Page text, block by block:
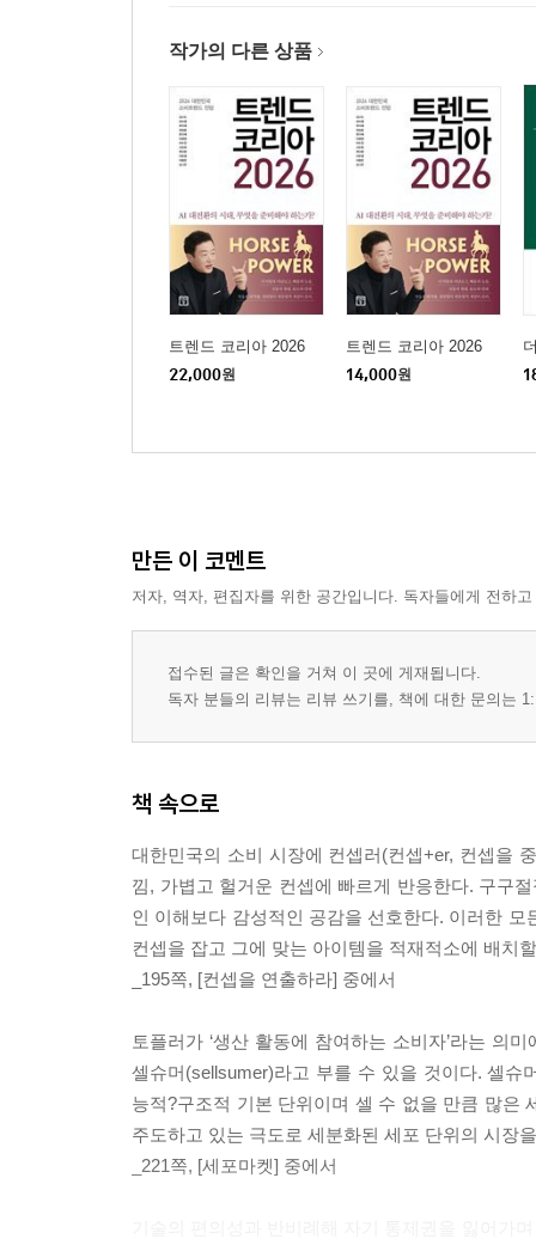
작가의 다른 상품
트렌드 코리아 2026
22,000원
트렌드 코리아 2026
14,000원
만든 이 코멘트
저자, 역자, 편집자를 위한 공간입니다. 독자들에게 전하
접수된 글은 확인을 거쳐 이 곳에 게재됩니다.
독자 분들의 리뷰는 리뷰 쓰기를, 책에 대한 문의는
책 속으로
대한민국의 소비 시장에 컨셉러(컨셉+er, 컨셉을
낌, 가볍고 헐거운 컨셉에 빠르게 반응한다. 구구
인 이해보다 감성적인 공감을 선호한다. 이러한
컨셉을 잡고 그에 맞는 아이템을 적재적소에 배치
_195쪽, [컨셉을 연출하라] 중에서
토플러가 ‘생산 활동에 참여하는 소비자’라는 의
셀슈머(sellsumer)라고 부를 수 있을 것이다. 셀
능적?구조적 기본 단위이며 셀 수 없을 만큼 많은
주도하고 있는 극도로 세분화된 세포 단위의 시장
_221쪽, [세포마켓] 중에서